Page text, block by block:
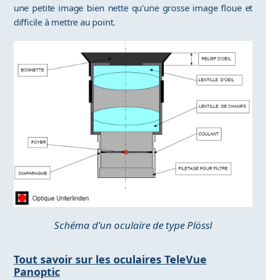
une petite image bien nette qu'une grosse image floue et
difficile à mettre au point.
Schéma d'un oculaire de type Plössl
Tout savoir sur les oculaires TeleVue
Panoptic